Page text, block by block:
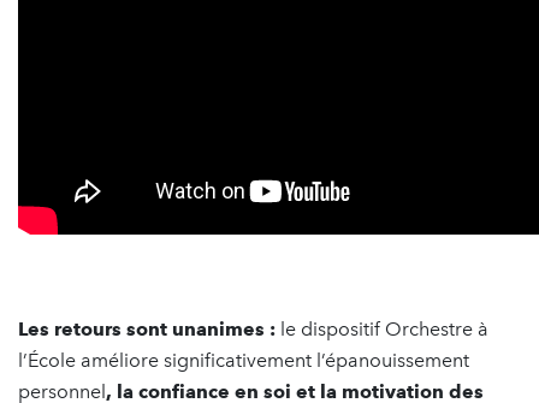
Les retours sont unanimes : le dispositif Orchestre à
l’École améliore significativement l’épanouissement
personnel , la confiance en soi et la motivation des